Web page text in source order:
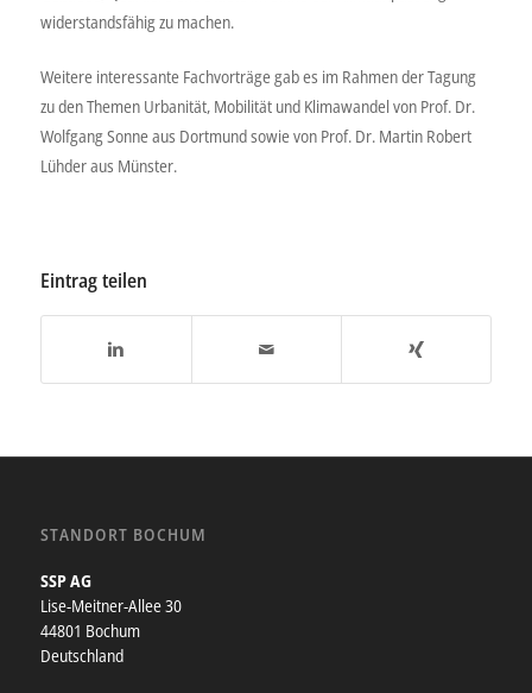
widerstandsfähig zu machen.
Weitere interessante Fachvorträge gab es im Rahmen der Tagung
zu den Themen Urbanität, Mobilität und Klimawandel von Prof. Dr.
Wolfgang Sonne aus Dortmund sowie von Prof. Dr. Martin Robert
Lühder aus Münster.
Eintrag teilen
STANDORT BOCHUM
SSP AG
Lise-Meitner-Allee 30
44801 Bochum
Deutschland